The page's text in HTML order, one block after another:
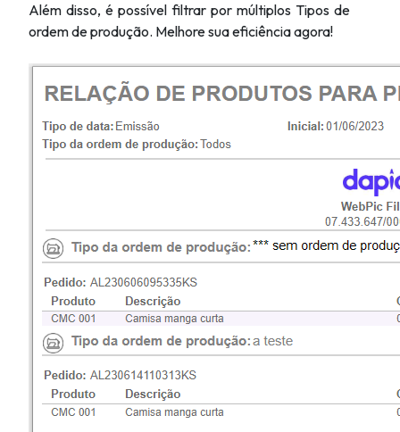
Além disso, é possível filtrar por múltiplos Tipos de
ordem de produção. Melhore sua eficiência agora!